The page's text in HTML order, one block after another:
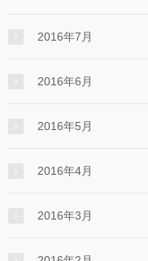
2016年7月
2016年6月
2016年5月
2016年4月
2016年3月